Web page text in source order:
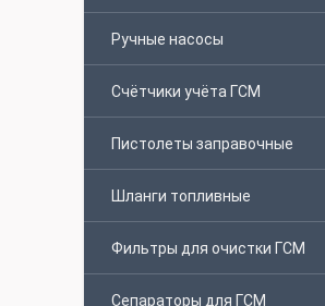
Ручные насосы
Счётчики учёта ГСМ
Пистолеты заправочные
Шланги топливные
Фильтры для очистки ГСМ
Сепараторы для ГСМ